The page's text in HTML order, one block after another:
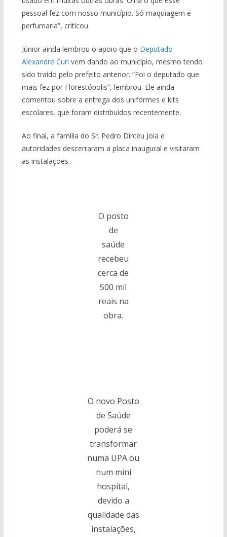
pessoal fez com nosso município. Só maquiagem e
perfumaria”, criticou.
Júnior ainda lembrou o apoio que o Deputado
Alexandre Curi vem dando ao município, mesmo tendo
sido traído pelo prefeito anterior. “Foi o deputado que
mais fez por Florestópolis”, lembrou. Ele ainda
comentou sobre a entrega dos uniformes e kits
escolares, que foram distribuídos recentemente.
Ao final, a família do Sr. Pedro Dirceu Joia e
autoridades descerraram a placa inaugural e visitaram
as instalações.
O posto
de
saúde
recebeu
cerca de
500 mil
reais na
obra.
O novo Posto
de Saúde
poderá se
transformar
numa UPA ou
num mini
hospital,
devido a
qualidade das
instalações,